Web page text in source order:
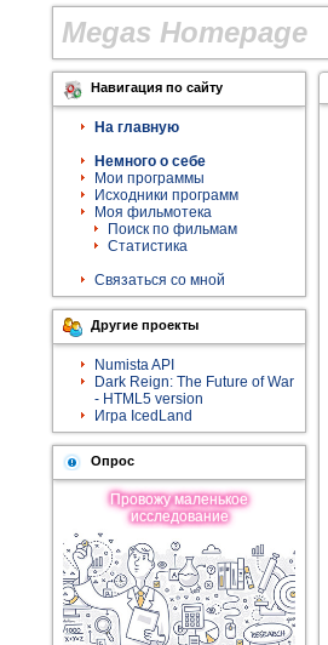
Megas Homepage
Навигация по сайту
На главную
Немного о себе
Мои программы
Исходники программ
Моя фильмотека
Поиск по фильмам
Статистика
Связаться со мной
Другие проекты
Numista API
Dark Reign: The Future of War
- HTML5 version
Игра IcedLand
Опрос
Провожу мaленькое
исследование